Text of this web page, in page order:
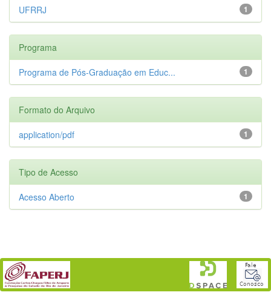
1
UFRRJ
Programa
1
Programa de Pós-Graduação em Educ...
Formato do Arquivo
1
application/pdf
Tipo de Acesso
1
Acesso Aberto